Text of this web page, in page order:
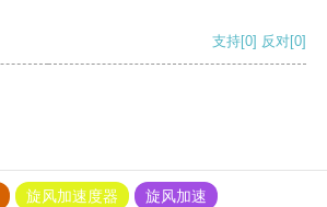
支持[0] 反对[0]
旋风加速度器
旋风加速